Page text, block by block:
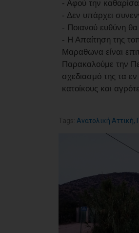
- Αφού την
- Δεν υπάρχει
- Ποιανού ευθύνη
- Η Απαίτηση της
Μαραθωνα είναι
Παρακαλούμε την
σχεδιασμό της τα
κατοίκους και
Tags: Ανατολική Αττική,